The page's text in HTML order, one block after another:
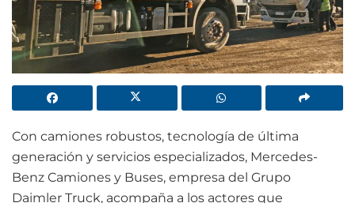
Con camiones robustos, tecnología de última
generación y servicios especializados, Mercedes-
Benz Camiones y Buses, empresa del Grupo
Daimler Truck, acompaña a los actores que